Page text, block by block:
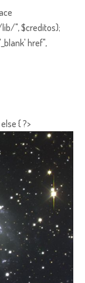
", $creditos);
href",
{ ?>